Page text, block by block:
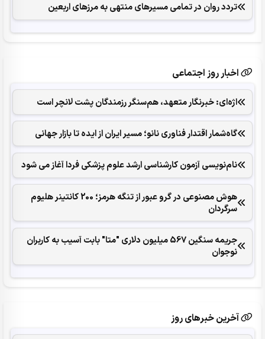
تردد روان در تمامی مسیرهای منتهی به مرزهای اربعین
اخبار روز اجتماعی
اژه‌ای: خبرنگار متعهد، هم‌سنگر رزمندگان پشت لانچر است
گاه‌شمار اقتدار فناوری نانو؛ مسیر ایران از ایده تا بازار جهانی
نام‌نویسی آزمون کارشناسی ارشد علوم پزشکی فردا آغاز می شود
هوش مصنوعی در گرو عبور از تنگه هرمز؛ 200 کانتینر هلیوم
سرگردان
جریمه سنگین 567 میلیون دلاری "متا" بابت آسیب به کاربران
نوجوان
آخرین خبرهای روز